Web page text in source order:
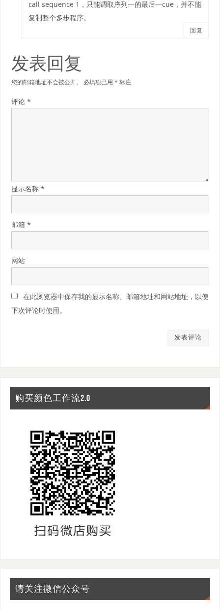
call sequence 1，只能调取序列一的最后一cue，并不能
复制整个多步程序。
回复
发表回复
您的邮箱地址不会被公开。 必填项已用 * 标注
评论 *
显示名称 *
邮箱 *
网站
在此浏览器中保存我的显示名称、邮箱地址和网站地址，以便
下次评论时使用。
购买颜色工作流2.0
请关注微信公众号